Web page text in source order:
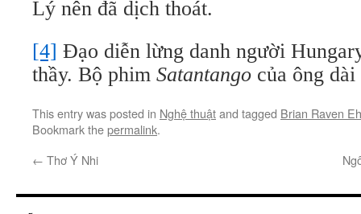
Lý nên đã dịch thoát.
[4] Đạo diễn lừng danh người
thầy. Bộ phim Satantango của ông
This entry was posted in Nghệ thuậtand tagged Brian Raven
Bookmark thepermalink.
← Thơ Ý Nhi